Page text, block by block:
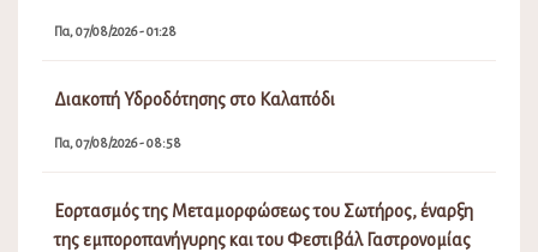
Πα, 07/08/2026 - 01:28
Διακοπή Υδροδότησης στο Καλαπόδι
Πα, 07/08/2026 - 08:58
Εορτασμός της Μεταμορφώσεως του Σωτήρος, έναρξη
της εμποροπανήγυρης και του Φεστιβάλ Γαστρονομίας